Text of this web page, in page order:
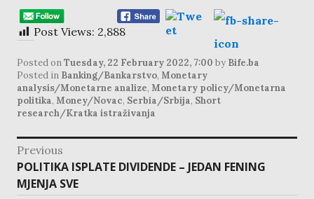
Post Views: 2,888
Posted onTuesday, 22 February 2022, 7:00 by Bife.ba
Posted in Banking/Bankarstvo, Monetary
analysis/Monetarne analize, Monetary policy/Monetarna
politika, Money/Novac, Serbia/Srbija, Short
research/Kratka istraživanja
post
navigation
Previous
Previous
post:
POLITIKA ISPLATE DIVIDENDE – JEDAN FENING
MJENJA SVE